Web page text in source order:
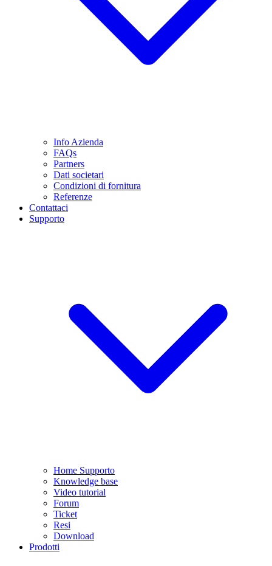
Info Azienda
FAQs
Partners
Dati societari
Condizioni di fornitura
Referenze
Contattaci
Supporto
Home Supporto
Knowledge base
Video tutorial
Forum
Ticket
Resi
Download
Prodotti